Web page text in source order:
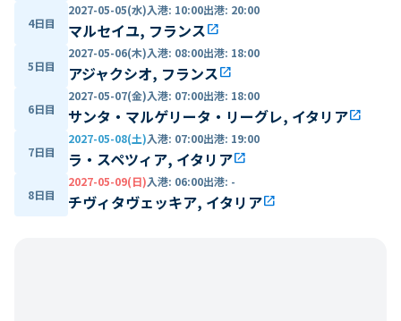
4日目
2027-05-05(水)入港: 10:00出港: 20:00
マルセイユ, フランスopen_in_new
5日目
2027-05-06(木)入港: 08:00出港: 18:00
アジャクシオ, フランスopen_in_new
6日目
2027-05-07(金)入港: 07:00出港: 18:00
サンタ・マルゲリータ・リーグレ, イタリアopen_in_new
7日目
2027-05-08(土)入港: 07:00出港: 19:00
ラ・スペツィア, イタリアopen_in_new
8日目
2027-05-09(日)入港: 06:00出港: -
チヴィタヴェッキア, イタリアopen_in_new